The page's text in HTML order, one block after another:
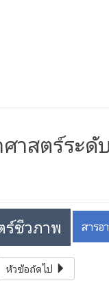
าสตร์ระดั
ร์ชีวภาพ สารอ
หัวข้อถัดไป